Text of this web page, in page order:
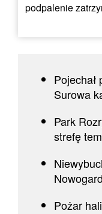
podpalenie
Surowa
Park
strefę
Pożar